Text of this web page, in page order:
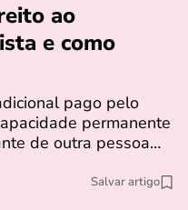
ao
e como
pago pelo
permanente
de outra pessoa…
Salvar artigo